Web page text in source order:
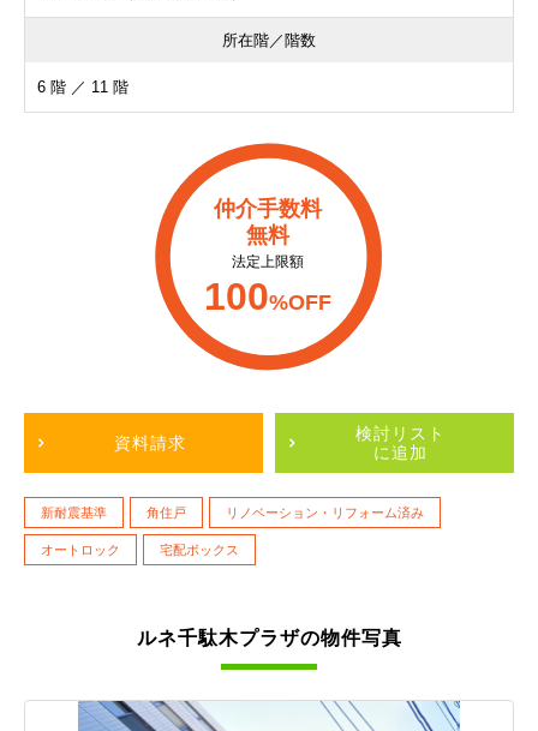
所在階／階数
6 階 ／ 11 階
仲介手数料
無料
法定上限額
100%OFF
資料請求
検討リスト
に追加
新耐震基準 角住戸 リノベーション・リフォーム済み
オートロック 宅配ボックス
ルネ千駄木プラザの物件写真